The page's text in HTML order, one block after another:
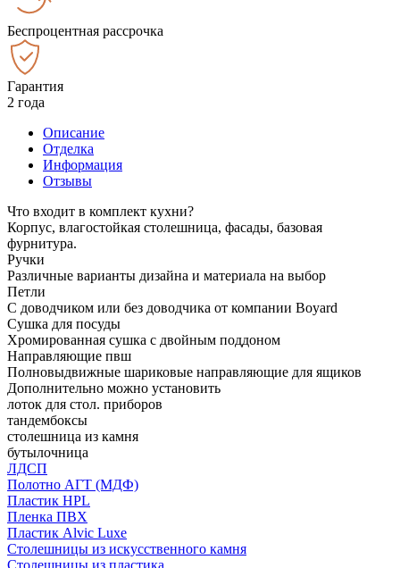
Беспроцентная рассрочка
Гарантия
2 года
Описание
Отделка
Информация
Отзывы
Что входит в комплект кухни?
Корпус, влагостойкая столешница, фасады, базовая
фурнитура.
Ручки
Различные варианты дизайна и материала на выбор
Петли
С доводчиком или без доводчика от компании Boyard
Сушка для посуды
Хромированная сушка с двойным поддоном
Направляющие пвш
Полновыдвижные шариковые направляющие для ящиков
Дополнительно можно установить
лоток для стол. приборов
тандембоксы
столешница из камня
бутылочница
ЛДСП
Полотно АГТ (МДФ)
Пластик HPL
Пленка ПВХ
Пластик Alvic Luxe
Столешницы из искусственного камня
Столешницы из пластика